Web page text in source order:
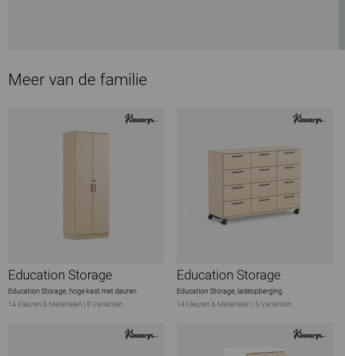
Meer van de familie
Education Storage
Education Storage, hoge kast met deuren
14 Kleuren & Materialen | 8 Varianten
Education Storage
Education Storage, ladeopberging
14 Kleuren & Materialen | 5 Varianten